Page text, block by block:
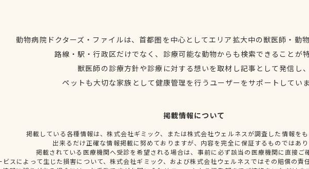
動物病院ドクターズ・ファイルは、首都圏を中心としてエリア拡大中の獣医師・動
路線・駅・行政区だけでなく、診療可能な動物からも検索できることが
獣医師の診療方針や診療に対する想いを取材し記事として発信し
ペットも大切な家族として健康管理を行うユーザーをサポートしてい
掲載情報について
掲載している各種情報は、株式会社ギミック、または株式会社ウェルネスが調査した情報を
出来るだけ正確な情報掲載に努めておりますが、内容を完全に保証するものではあ
掲載されている医療機関へ受診を希望される場合は、事前に必ず該当の医療機関に直接ご
ビスによって生じた損害について、株式会社ギミック、および株式会社ウェルネスではその賠償の責